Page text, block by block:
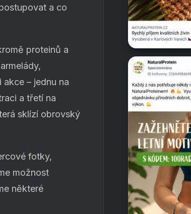
a co
proteinů a
– jednu na
a třetí na
sklízí obrovský
fotky,
možnost
některé